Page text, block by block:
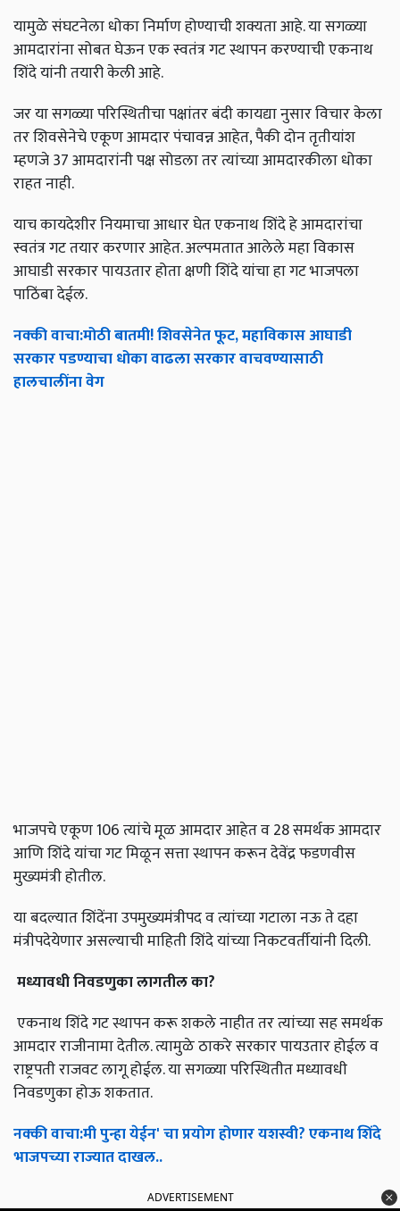
यामुळे संघटनेला धोका निर्माण होण्याची शक्यता आहे. या सगळ्या
आमदारांना सोबत घेऊन एक स्वतंत्र गट स्थापन करण्याची एकनाथ
शिंदे यांनी तयारी केली आहे.
जर या सगळ्या परिस्थितीचा पक्षांतर बंदी कायद्या नुसार विचार केला
तर शिवसेनेचे एकूण आमदार पंचावन्न आहेत, पैकी दोन तृतीयांश
म्हणजे 37 आमदारांनी पक्ष सोडला तर त्यांच्या आमदारकीला धोका
राहत नाही.
याच कायदेशीर नियमाचा आधार घेत एकनाथ शिंदे हे आमदारांचा
स्वतंत्र गट तयार करणार आहेत. अल्पमतात आलेले महा विकास
आघाडी सरकार पायउतार होता क्षणी शिंदे यांचा हा गट भाजपला
पाठिंबा देईल.
नक्कीवाचा:मोठीबातमी!शिवसेनेतफूट,महाविकासआघाडी
सरकारपडण्याचाधोकावाढलासरकारवाचवण्यासाठी
हालचालींनावेग
भाजपचे एकूण 106 त्यांचे मूळ आमदार आहेत व 28 समर्थक आमदार
आणि शिंदे यांचा गट मिळून सत्ता स्थापन करून देवेंद्र फडणवीस
मुख्यमंत्री होतील.
या बदल्यात शिंदेंना उपमुख्यमंत्रीपद व त्यांच्या गटाला नऊ ते दहा
मंत्रीपदेयेणार असल्याची माहिती शिंदे यांच्या निकटवर्तीयांनी दिली.
मध्यावधीनिवडणुकालागतीलका?
एकनाथ शिंदे गट स्थापन करू शकले नाहीत तर त्यांच्या सह समर्थक
आमदार राजीनामा देतील. त्यामुळे ठाकरे सरकार पायउतार होईल व
राष्ट्रपती राजवट लागू होईल. या सगळ्या परिस्थितीत मध्यावधी
निवडणुका होऊ शकतात.
नक्कीवाचा:मीपुन्हायेईन'चाप्रयोगहोणारयशस्वी?एकनाथशिंदे
भाजपच्याराज्यातदाखल..
ADVERTISEMENT